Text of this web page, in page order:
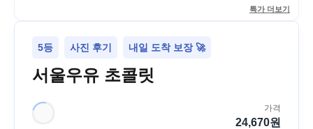
특가 더보기
5등 사진 후기 내일 도착 보장 🚀
서울우유 초콜릿
가격
24,670원